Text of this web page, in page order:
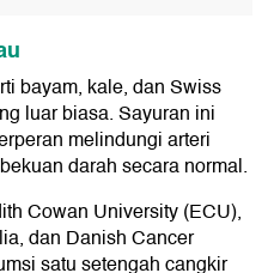
bayam, kale, dan Swiss
luar biasa. Sayuran ini
melindungi arteri
darah secara normal.
Cowan University (ECU),
dan Danish Cancer
satu setengah cangkir